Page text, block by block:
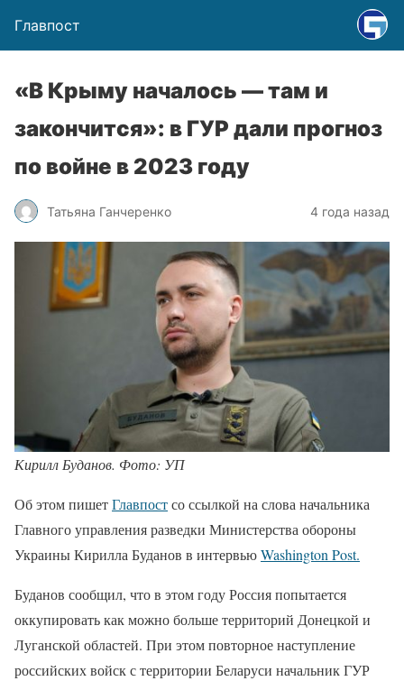
Главпост
«В Крыму началось — там и
закончится»: в ГУР дали прогноз
по войне в 2023 году
Татьяна Ганчеренко 4 года назад
Кирилл Буданов. Фото: УП
Об этом пишетГлавпостсо ссылкой на слова начальника
Главного управления разведки Министерства обороны
Украины Кирилла Буданов в интервьюWashington Post.
Буданов сообщил, что в этом году Россия попытается
оккупировать как можно больше территорий Донецкой и
Луганской областей. При этом повторное наступление
российских войск с территории Беларуси начальник ГУР